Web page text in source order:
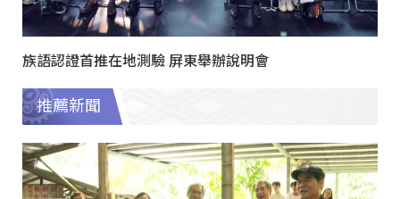
族語認證首推在地測驗 屏東舉辦說明會
推薦新聞